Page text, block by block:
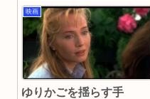
映画
ゆりかごを揺らす手